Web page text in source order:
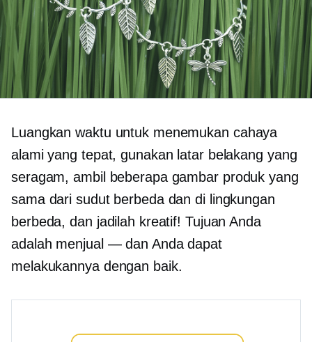
Luangkan waktu untuk menemukan cahaya
alami yang tepat, gunakan latar belakang yang
seragam, ambil beberapa gambar produk yang
sama dari sudut berbeda dan di lingkungan
berbeda, dan jadilah kreatif! Tujuan Anda
adalah menjual — dan Anda dapat
melakukannya dengan baik.